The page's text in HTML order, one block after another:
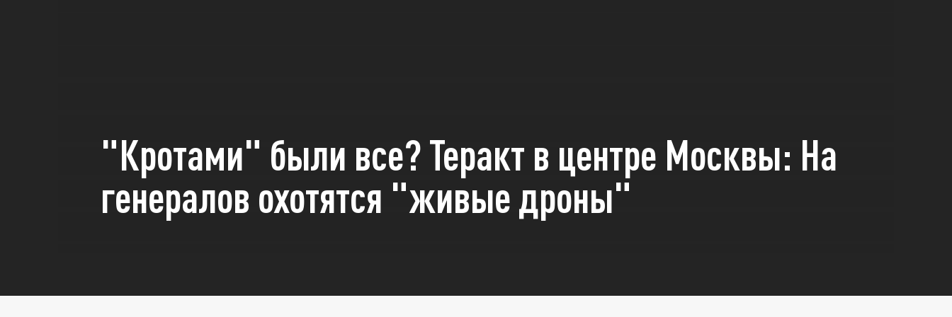
"Кротами" были все? Теракт в центре Москвы: На
генералов охотятся "живые дроны"